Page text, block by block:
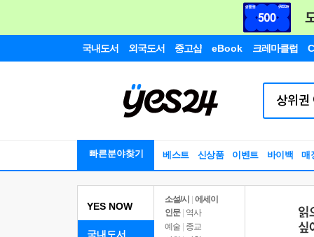
국내도서 외국도서 중고샵 eBook 크레마클럽
빠른분야찾기 베스트 신상품 이벤트 바이백 매
YES NOW
국내도서
소설/시
에세이
인문
역사
예술 | 종교